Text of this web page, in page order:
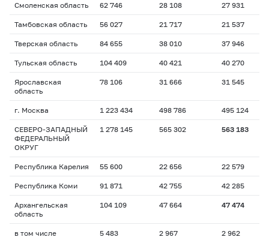
Смоленская область 62 746 28 108 27 931
Тамбовская область 56 027 21 717 21 537
Тверская область 84 655 38 010 37 946
Тульская область 104 409 40 421 40 270
Ярославская
область
78 106 31 666 31 545
г. Москва 1 223 434 498 786 495 124
СЕВЕРО-ЗАПАДНЫЙ
ФЕДЕРАЛЬНЫЙ
ОКРУГ
1 278 145 565 302 563 183
Республика Карелия 55 600 22 656 22 579
Республика Коми 91 871 42 755 42 285
Архангельская
область
104 109 47 664 47 474
в том числе
5 483 2 967 2 962